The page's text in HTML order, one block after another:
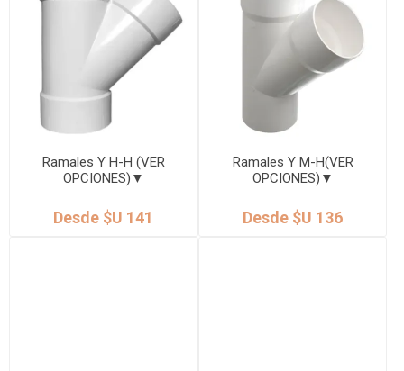
Ramales Y H-H (VER
OPCIONES)▼
Desde $U 141
Ramales Y M-H(VER
OPCIONES)▼
Desde $U 136